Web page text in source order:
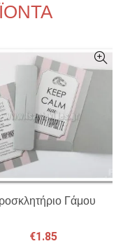
Γάμου
€1.85